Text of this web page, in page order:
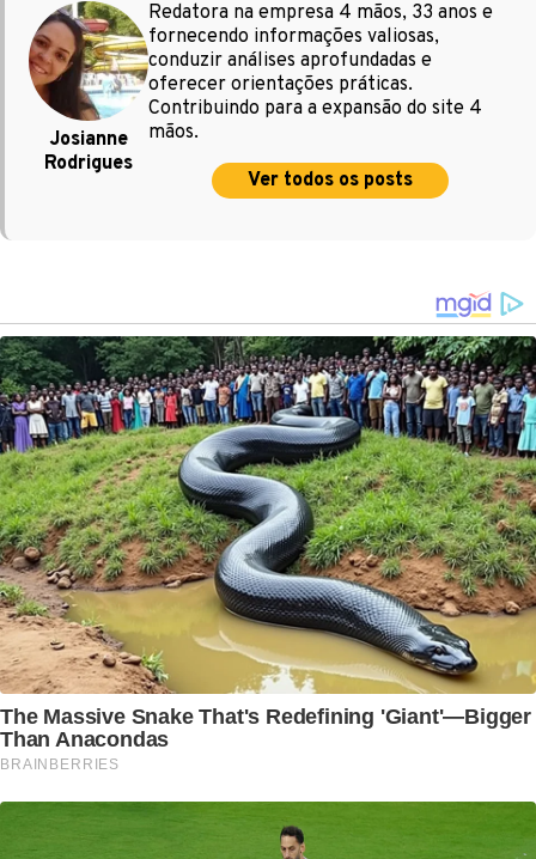
Josianne
Rodrigues
Redatora na empresa 4 mãos, 33 anos e
fornecendo informações valiosas,
conduzir análises aprofundadas e
oferecer orientações práticas.
Contribuindo para a expansão do site 4
mãos.
Ver todos os posts